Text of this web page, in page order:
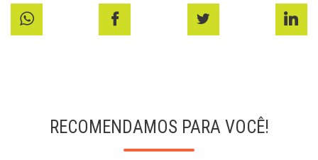
RECOMENDAMOS PARA VOCÊ!